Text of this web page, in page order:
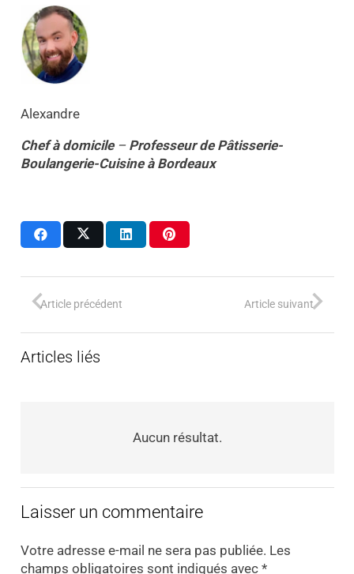
Alexandre
Chef à domicile– Professeur de Pâtisserie-
Boulangerie-Cuisine à Bordeaux
Article précédent Article suivant
Articles liés
Aucun résultat.
Laisser un commentaire
Votre adresse e-mail ne sera pas publiée. Les
champs obligatoires sont indiqués avec *